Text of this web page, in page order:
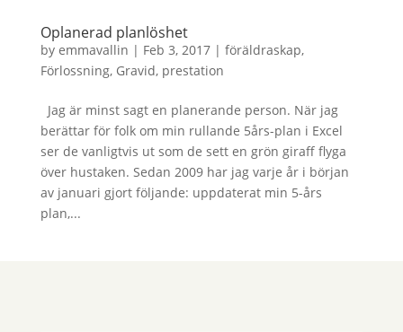
Oplanerad planlöshet
by emmavallin | Feb 3, 2017| föräldraskap,
Förlossning, Gravid, prestation
Jag är minst sagt en planerande person. När jag
berättar för folk om min rullande 5års-plan i Excel
ser de vanligtvis ut som de sett en grön giraff flyga
över hustaken. Sedan 2009 har jag varje år i början
av januari gjort följande: uppdaterat min 5-års
plan,...